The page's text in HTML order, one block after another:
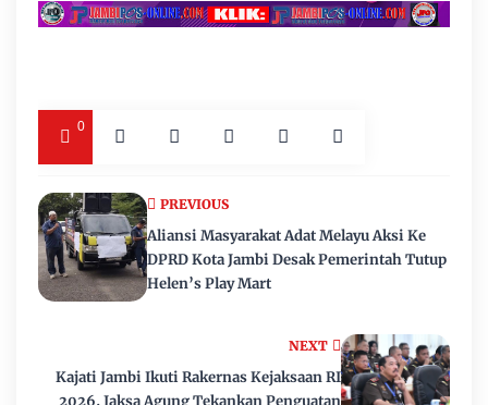
0
NEXT
Kajati Jambi Ikuti Rakernas Kejaksaan RI
2026, Jaksa Agung Tekankan Penguatan
PREVIOUS
Aliansi Masyarakat Adat Melayu Aksi Ke
DPRD Kota Jambi Desak Pemerintah Tutup
Helen’s Play Mart